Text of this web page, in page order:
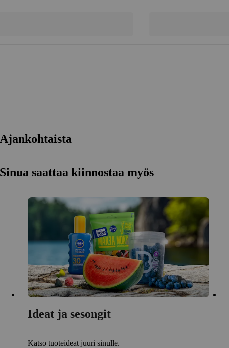
Ajankohtaista
Sinua saattaa kiinnostaa myös
Ideat ja sesongit
Katso tuoteideat juuri sinulle.